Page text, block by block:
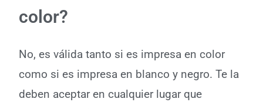
color?
No, es válida tanto si es impresa en color
como si es impresa en blanco y negro. Te la
deben aceptar en cualquier lugar que